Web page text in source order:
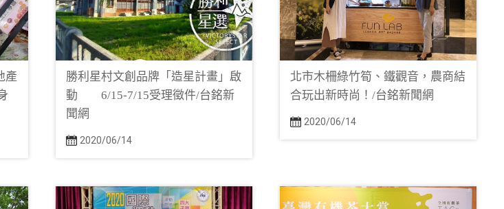
產
勝利星村文創品牌「造星計畫」啟
動 6/15-7/15受理徵件/台銘新
聞網
2020/06/14
北市木柵綠竹筍、鐵觀音，農商結
合玩出新時尚！/台銘新聞網
2020/06/14